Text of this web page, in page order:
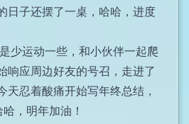
日子还摆了一桌，哈哈，进度
少运动一些，和小伙伴一起爬
响应周边好友的号召，走进了
天忍着酸痛开始写年终总结，
，明年加油！